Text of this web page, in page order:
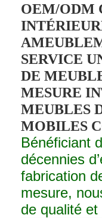
OEM/ODM
SERVICE
DE
MESURE
MEUBLES
MOBILES
Bénéficiant
décennies
fabrication
mesure,
de qualité et